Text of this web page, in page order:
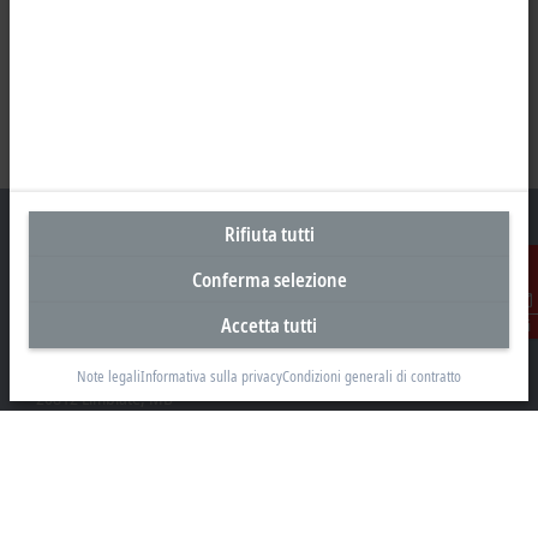
Contatti
Beckhoff Automation s.r.l.
Via Luciano Manara, 2
20812 Limbiate, MB
Rifiuta tutti
Conferma selezione
Accetta tutti
Note legaliInformativa sulla privacyCondizioni generali di contratto